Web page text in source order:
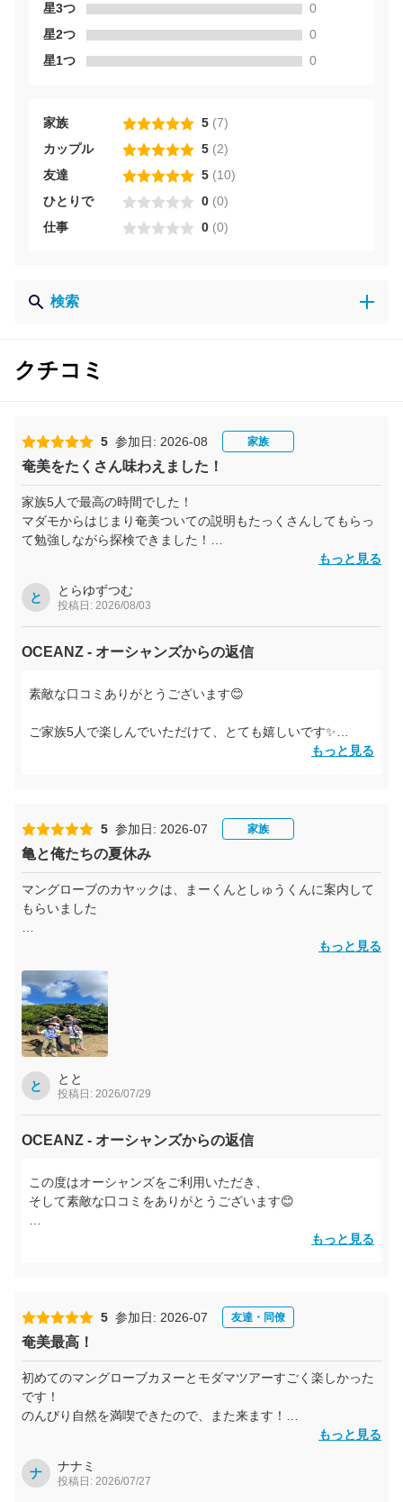
星3つ
0
星2つ
0
星1つ
0
家族 5 (7)
カップル
5 (2)
友達
5 (10)
ひとりで
0 (0)
仕事
0 (0)
検索
クチコミ
5 参加日: 2026-08 家族
奄美をたくさん味わえました！
家族5人で最高の時間でした！
マダモからはじまり奄美ついての説明もたっくさんしてもらっ
て勉強しながら探検できました！
カヌーも写真たくさんとってもらって充実の時間でした(^^)あ
もっと見る
と とらゆずつむ
投稿日: 2026/08/03
OCEANZ - オーシャンズからの返信
素敵な口コミありがとうございます😊
ご家族5人で楽しんでいただけて、とても嬉しいです✨
モダマや奄美の自然・生き物のお話も楽しんでいただけたよ
ら嬉しいです📸
またぜひご家族皆さんで遊びに来てくださいね！
こうちゃん・しゅうくんより
もっと見る
5 参加日: 2026-07 家族
亀と俺たちの夏休み
マングローブのカヤックは、まーくんとしゅうくんに案内して
もらいました
カヤックは大変でしたが、お二人のおかげで子供達も最後まで
藻玉とフナンギョの滝も楽しめました！
午後はずーちゃんとウミガメシュノーケリングでした
おっきなウミガメに出会うことができて最高の体験ができまし
た！
また参加したいです！
もっと見る
と とと
投稿日: 2026/07/29
OCEANZ - オーシャンズからの返信
この度はオーシャンズをご利用いただき、
そして素敵な口コミをありがとうございます😊
午前はまーくんとしゅうくん、午後はずーちゃんと、
最後まで本当によく頑張っていましたね👏✨ モダマやフナン
ギョの滝も楽しんでいただけて何よりです！
午後のウミガメシュノーケリングでは、
大きなウミガメにも出会えて最高の思い出になりましたね🐢
🌊
スタッフ一同、皆さまにお会いできる日を楽しみにお待ちし
ております😊
もっと見る
5 参加日: 2026-07 友達・同僚
奄美最高！
初めてのマングローブカヌーとモダマツアーすごく楽しかった
です！
のんびり自然を満喫できたので、また来ます！
シュウくん、コウちゃんありがとうございました！！もっと見る
ナ ナナミ
投稿日: 2026/07/27